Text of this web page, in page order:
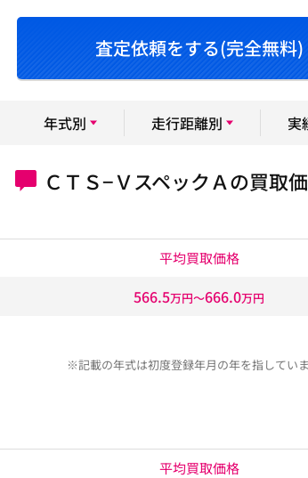
査定依頼をする(完全無料)
年式別 走行距離別 実
ＣＴＳ−ＶスペックＡの買取
平均買取価格
566.5万円〜666.0万円
※記載の年式は初度登録年月の年を指していま
平均買取価格